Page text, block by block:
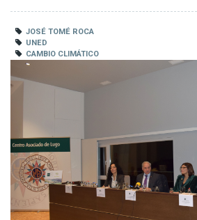
JOSÉ TOMÉ ROCA
UNED
CAMBIO CLIMÁTICO